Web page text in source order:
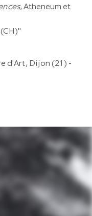
, Atheneum et
d'Art, Dijon (21) -